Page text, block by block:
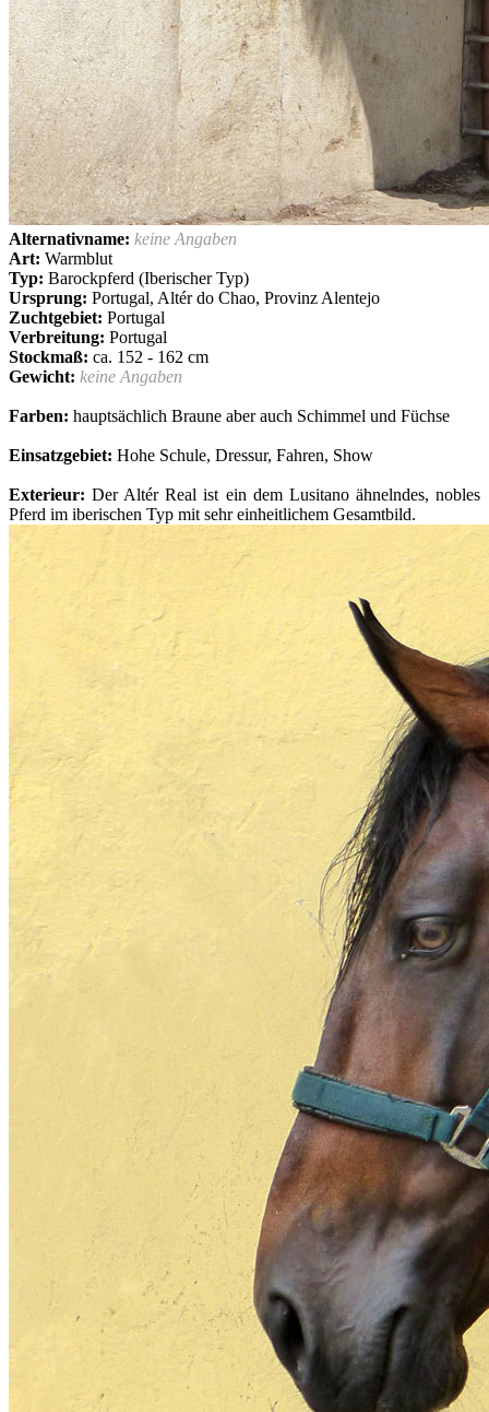
Alternativname: keine Angaben
Art: Warmblut
Typ: Barockpferd (Iberischer Typ)
Ursprung: Portugal, Altér do Chao, Provinz Alentejo
Zuchtgebiet: Portugal
Verbreitung: Portugal
Stockmaß: ca. 152 - 162 cm
Gewicht: keine Angaben
Farben: hauptsächlich Braune aber auch Schimmel und Füchse
Einsatzgebiet: Hohe Schule, Dressur, Fahren, Show
Exterieur:Der Altér Real ist ein dem Lusitano ähnelndes, nobles
Pferd im iberischen Typ mit sehr einheitlichem Gesamtbild.